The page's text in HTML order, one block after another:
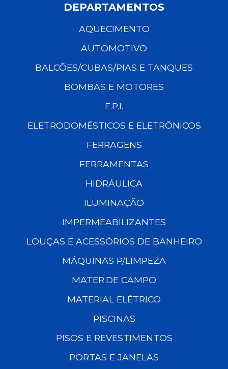
DEPARTAMENTOS
AQUECIMENTO
AUTOMOTIVO
BALCÕES/CUBAS/PIAS E TANQUES
BOMBAS E MOTORES
E.P.I.
ELETRODOMÉSTICOS E ELETRÔNICOS
FERRAGENS
FERRAMENTAS
HIDRÁULICA
ILUMINAÇÃO
IMPERMEABILIZANTES
LOUÇAS E ACESSÓRIOS DE BANHEIRO
MÁQUINAS P/LIMPEZA
MATER.DE CAMPO
MATERIAL ELÉTRICO
PISCINAS
PISOS E REVESTIMENTOS
PORTAS E JANELAS